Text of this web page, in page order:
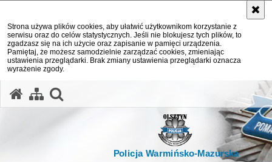
Strona używa plików cookies, aby ułatwić użytkownikom korzystanie z
serwisu oraz do celów statystycznych. Jeśli nie blokujesz tych plików, to
zgadzasz się na ich użycie oraz zapisanie w pamięci urządzenia.
Pamiętaj, że możesz samodzielnie zarządzać cookies, zmieniając
ustawienia przeglądarki. Brak zmiany ustawienia przeglądarki oznacza
wyrażenie zgody.
Policja Warmińsko-Mazurska